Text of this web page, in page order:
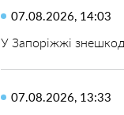
07.08.2026, 14:03
У Запоріжжі
07.08.2026, 13:33